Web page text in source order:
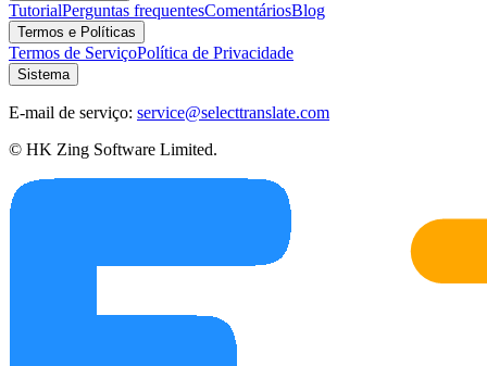
TutorialPerguntas frequentesComentáriosBlog
Termos e Políticas
Termos de ServiçoPolítica de Privacidade
Sistema
E-mail de serviço: service@selecttranslate.com
© HK Zing Software Limited.